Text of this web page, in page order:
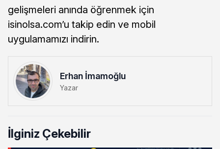
gelişmeleri anında öğrenmek için
isinolsa.com’u takip edin ve mobil
uygulamamızı indirin.
Erhan İmamoğlu
Yazar
İlginiz Çekebilir